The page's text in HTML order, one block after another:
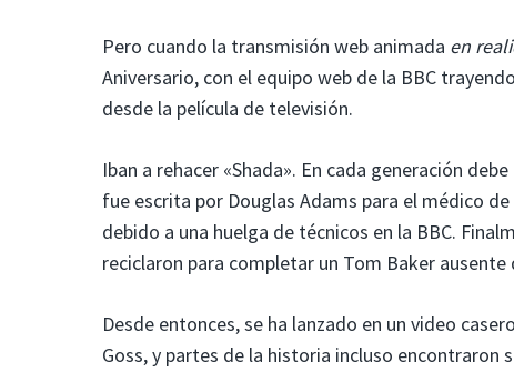
Pero cuando la transmisión web animada en
Aniversario, con el equipo web de la BBC
desde la película de televisión.
Iban a rehacer «Shada». En cada generación
fue escrita por Douglas Adams para el médico
debido a una huelga de técnicos en la BBC.
reciclaron para completar un Tom Baker
Desde entonces, se ha lanzado en un video
Goss, y partes de la historia incluso encontraron